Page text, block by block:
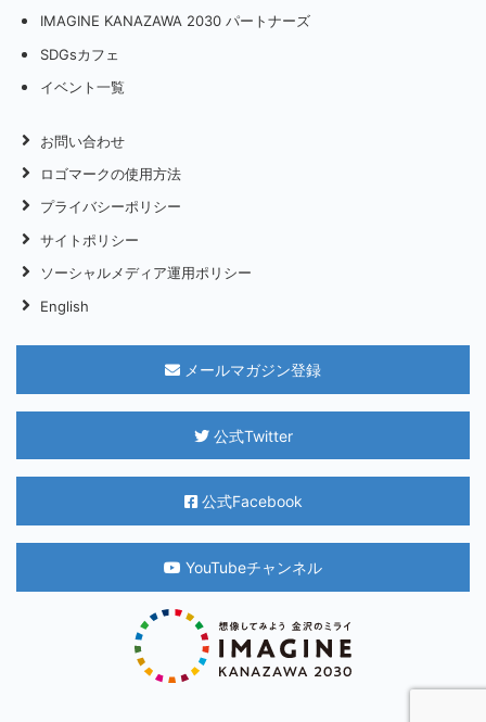
IMAGINE KANAZAWA 2030 パートナーズ
SDGsカフェ
イベント一覧
お問い合わせ
ロゴマークの使用方法
プライバシーポリシー
サイトポリシー
ソーシャルメディア運用ポリシー
English
メールマガジン登録
公式Twitter
公式Facebook
YouTubeチャンネル